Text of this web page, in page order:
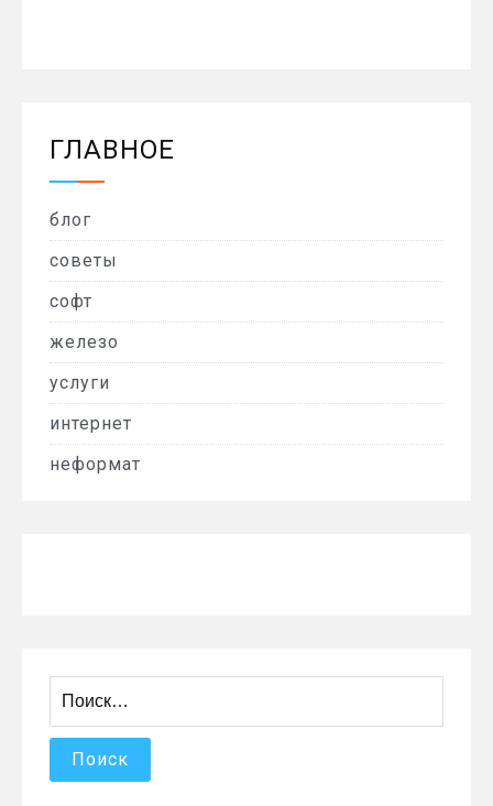
ГЛАВНОЕ
блог
советы
софт
железо
услуги
интернет
неформат